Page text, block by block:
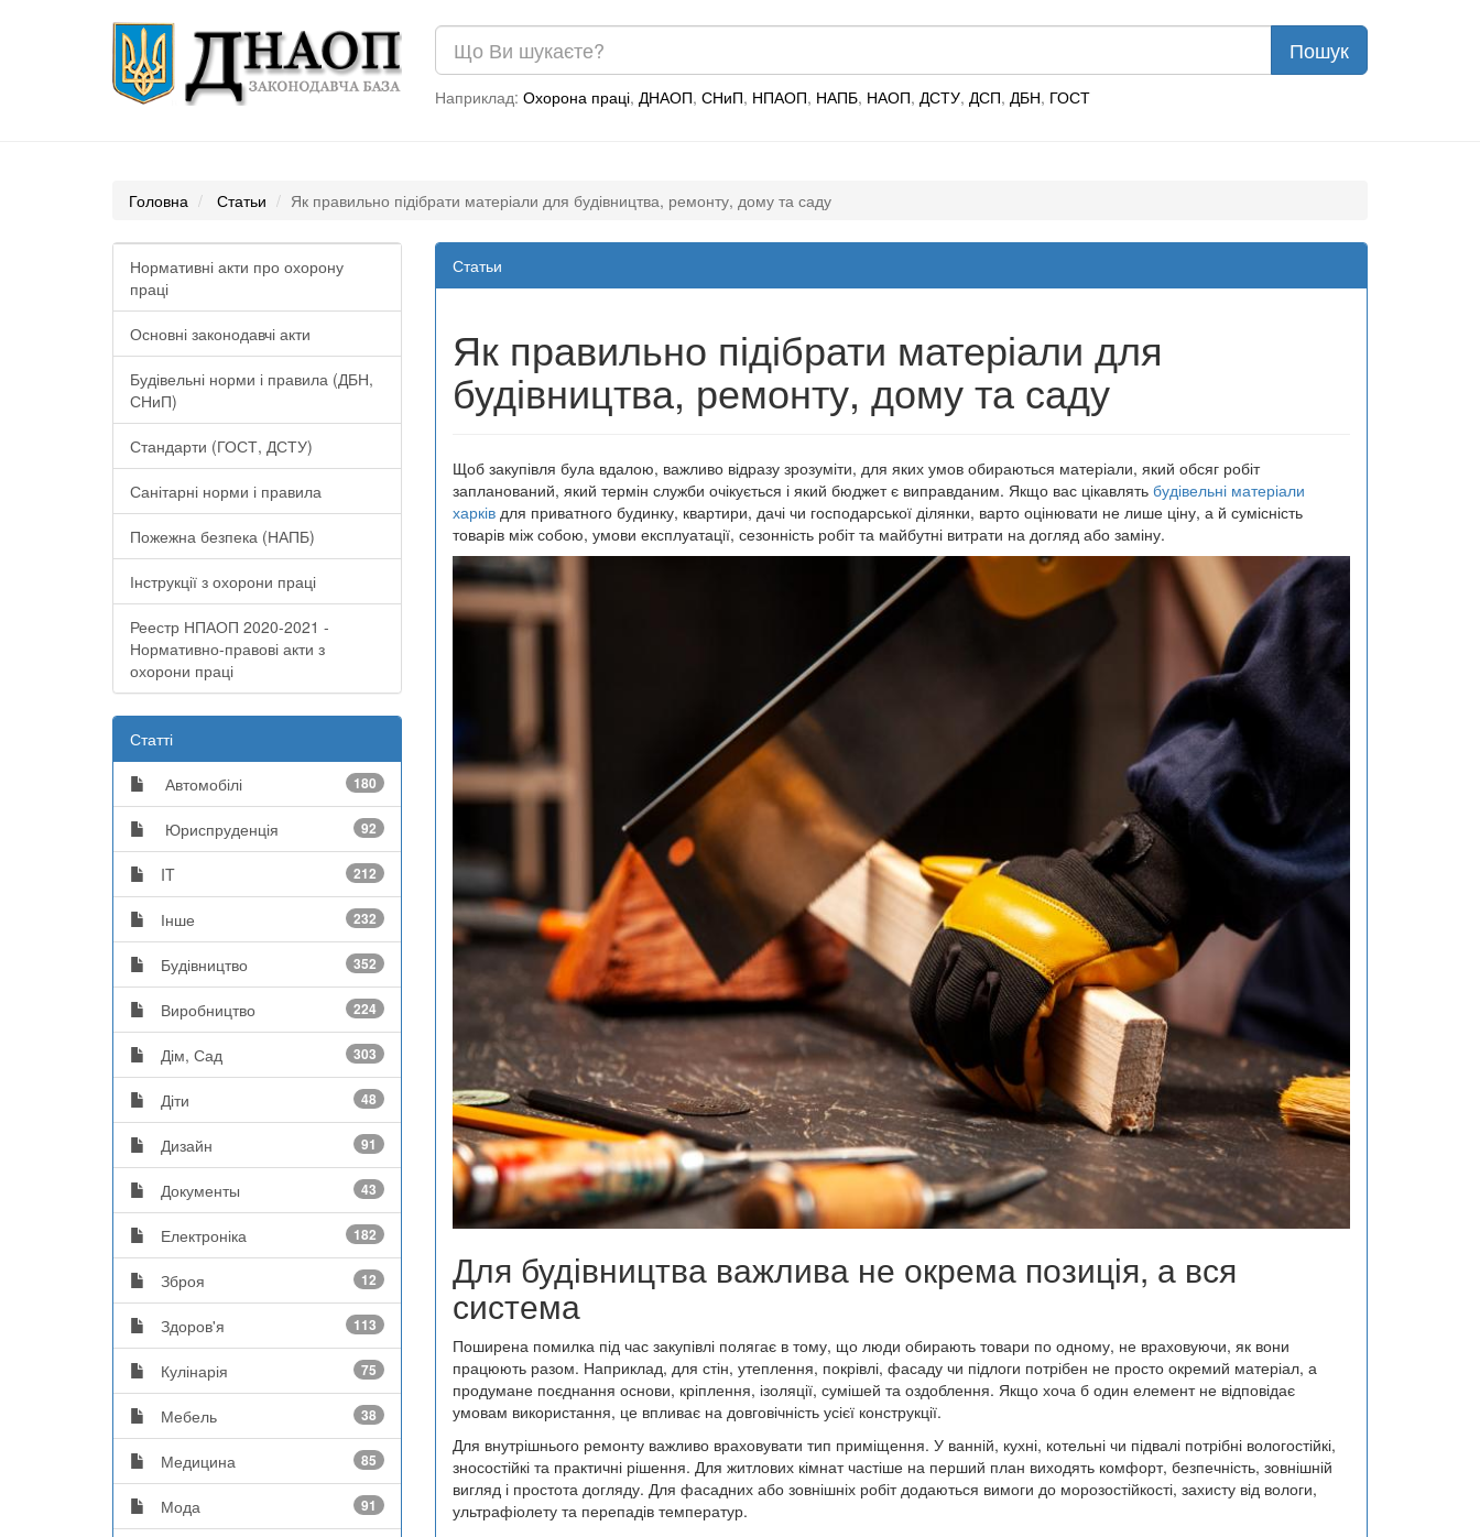
Наприклад: Охорона праці, ДНАОП, СНиП, НПАОП, НАПБ, НАОП, ДСТУ, ДСП, ДБН, ГОСТ
Головна Статьи Як правильно підібрати матеріали для будівництва, ремонту, дому та саду
Нормативні акти про охорону
праці
Основні законодавчі акти
Будівельні норми і правила (ДБН,
СНиП)
Стандарти (ГОСТ, ДСТУ)
Санітарні норми і правила
Пожежна безпека (НАПБ)
Інструкції з охорони праці
Реестр НПАОП 2020-2021 -
Нормативно-правові акти з
охорони праці
Статті
Автомобілі 180
Юриспруденція 92
IT 212
Інше 232
Будівництво 352
Виробництво 224
Дім, Сад 303
Діти 48
Дизайн 91
Документы 43
Електроніка 182
Зброя 12
Здоров'я 113
Кулінарія 75
Мебель 38
Медицина 85
Мода 91
Статьи
Як правильно підібрати матеріали для
будівництва, ремонту, дому та саду
Щоб закупівля була вдалою, важливо відразу зрозуміти, для яких умов обираються матеріали, який обсяг робіт
запланований, який термін служби очікується і який бюджет є виправданим. Якщо вас цікавлять будівельні матеріали
харківдля приватного будинку, квартири, дачі чи господарської ділянки, варто оцінювати не лише ціну, а й сумісність
товарів між собою, умови експлуатації, сезонність робіт та майбутні витрати на догляд або заміну.
Для будівництва важлива не окрема позиція, а вся
система
Поширена помилка під час закупівлі полягає в тому, що люди обирають товари по одному, не враховуючи, як вони
працюють разом. Наприклад, для стін, утеплення, покрівлі, фасаду чи підлоги потрібен не просто окремий матеріал, а
продумане поєднання основи, кріплення, ізоляції, сумішей та оздоблення. Якщо хоча б один елемент не відповідає
умовам використання, це впливає на довговічність усієї конструкції.
Для внутрішнього ремонту важливо враховувати тип приміщення. У ванній, кухні, котельні чи підвалі потрібні вологостійкі,
зносостійкі та практичні рішення. Для житлових кімнат частіше на перший план виходять комфорт, безпечність, зовнішній
вигляд і простота догляду. Для фасадних або зовнішніх робіт додаються вимоги до морозостійкості, захисту від вологи,
ультрафіолету та перепадів температур.